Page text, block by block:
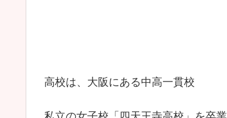
高校は、大阪にある中高一貫校